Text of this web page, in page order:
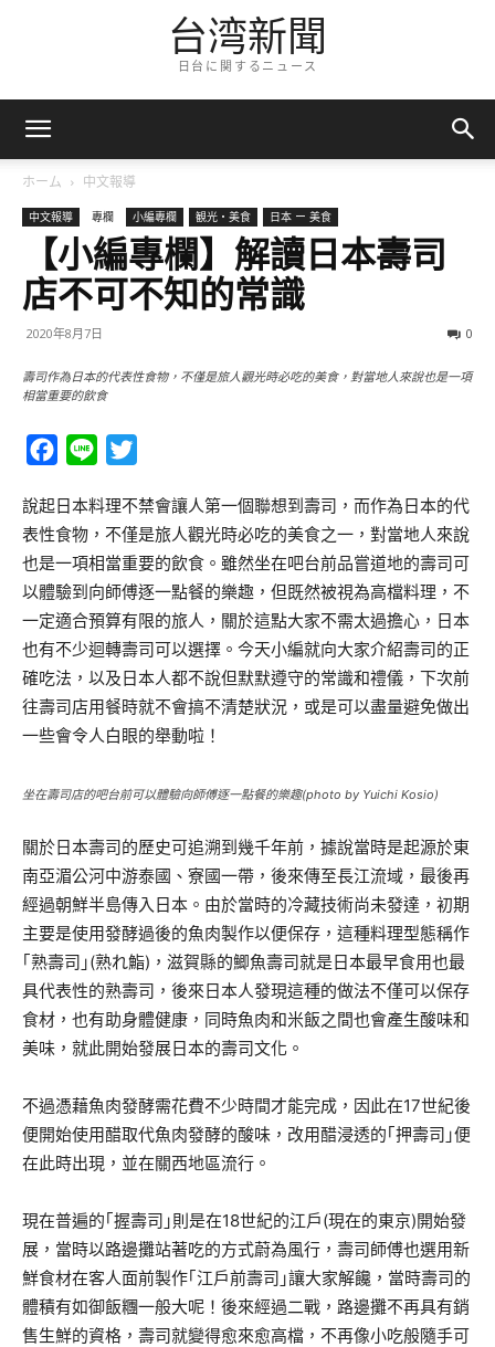
台湾新聞
日台に関するニュース
ホーム 中文報導
中文報導 專欄 小編專欄 観光・美食 日本 ー 美食
【小編專欄】解讀日本壽司
店不可不知的常識
2020年8月7日 0
壽司作為日本的代表性食物，不僅是旅人觀光時必吃的美食，對當地人來說也是一項
相當重要的飲食
Facebook
Line
說起日本料理不禁會讓人第一個聯想到壽司，而作為日本的代
表性食物，不僅是旅人觀光時必吃的美食之一，對當地人來說
也是一項相當重要的飲食。雖然坐在吧台前品嘗道地的壽司可
以體驗到向師傅逐一點餐的樂趣，但既然被視為高檔料理，不
一定適合預算有限的旅人，關於這點大家不需太過擔心，日本
也有不少迴轉壽司可以選擇。今天小編就向大家介紹壽司的正
確吃法，以及日本人都不說但默默遵守的常識和禮儀，下次前
往壽司店用餐時就不會搞不清楚狀況，或是可以盡量避免做出
一些會令人白眼的舉動啦！
坐在壽司店的吧台前可以體驗向師傅逐一點餐的樂趣(photo by Yuichi Kosio)
關於日本壽司的歷史可追溯到幾千年前，據說當時是起源於東
南亞湄公河中游泰國、寮國一帶，後來傳至長江流域，最後再
經過朝鮮半島傳入日本。由於當時的冷藏技術尚未發達，初期
主要是使用發酵過後的魚肉製作以便保存，這種料理型態稱作
｢熟壽司｣(熟れ鮨)，滋賀縣的鯽魚壽司就是日本最早食用也最
具代表性的熟壽司，後來日本人發現這種的做法不僅可以保存
食材，也有助身體健康，同時魚肉和米飯之間也會產生酸味和
美味，就此開始發展日本的壽司文化。
不過憑藉魚肉發酵需花費不少時間才能完成，因此在17世紀後
便開始使用醋取代魚肉發酵的酸味，改用醋浸透的｢押壽司｣便
在此時出現，並在關西地區流行。
現在普遍的｢握壽司｣則是在18世紀的江戶(現在的東京)開始發
展，當時以路邊攤站著吃的方式蔚為風行，壽司師傅也選用新
鮮食材在客人面前製作｢江戶前壽司｣讓大家解饞，當時壽司的
體積有如御飯糰一般大呢！後來經過二戰，路邊攤不再具有銷
售生鮮的資格，壽司就變得愈來愈高檔，不再像小吃般隨手可